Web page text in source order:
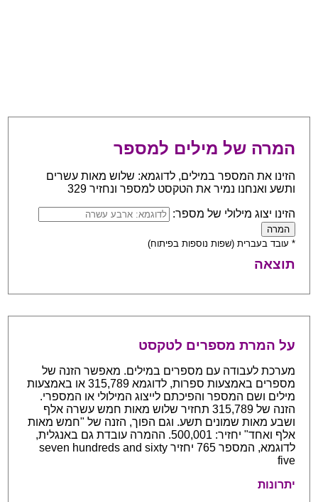
המרה של מילים למספר
הזינו את המספר במילים, לדוגמא: שלוש מאות עשרים
ותשע ואנחנו נמיר את הטקסט למספר ונחזיר 329
הזינו יצוג מילולי של מספר:
* עובד בעברית (שפות נוספות בפיתוח)
תוצאה
על המרת מספרים לטקסט
מערכת לעבודה עם מספרים במילים. מאפשר הזנה של
מספרים באמצעות ספרות, לדוגמא 315,789 או באמצעות
מילים ושם המספר והפיכתם לייצוג המילולי או המספרי.
הזנה של 315,789 תחזיר שלוש מאות חמש עשרה אלף
ושבע מאות שמונים תשע. וגם הפוך, הזנה של "חמש מאות
אלף ואחד" יחזיר: 500,001. ההמרה עובדת גם באנגלית,
לדוגמא, המספר 765 יחזיר seven hundreds and sixty
five
יתרונות